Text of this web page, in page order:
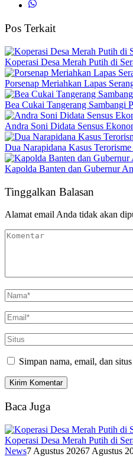
Pos Terkait
Koperasi Desa Merah Putih di
Porsenap Meriahkan Lapas
Bea Cukai Tangerang Sambangi
Andra Soni Didata Sensus
Dua Narapidana Kasus
Kapolda Banten dan Gubernur
Tinggalkan Balasan
Alamat email Anda tidak akan
Simpan nama, email, dan
Baca Juga
Koperasi Desa Merah Putih di
News7 Agustus 20267 Agustus